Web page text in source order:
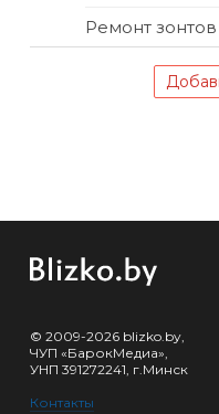
Ремонт зонтов
© 2009-2026 blizko.by,
ЧУП «БарокМедиа»,
УНП 391272241, г.Минск
Контакты